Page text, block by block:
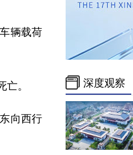
辆载荷
。
向西行
深度观察